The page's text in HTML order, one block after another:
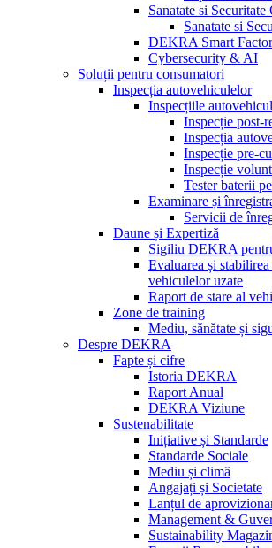
Sanatate si Securitate
Sanatate si
DEKRA Smart
Cybersecurity & AI
Soluții pentru consumatori
Inspecția autovehiculelor
Inspecțiile
Inspecție post-
Inspecția
Inspecție pre-
Inspecție
Tester baterii
Examinare și
Servicii de
Daune și Expertiză
Sigiliu DEKRA
Evaluarea și
vehiculelor uzate
Raport de stare al
Zone de training
Mediu, sănătate și
Despre DEKRA
Fapte și cifre
Istoria DEKRA
Raport Anual
DEKRA Viziune
Sustenabilitate
Inițiative și Standarde
Standarde Sociale
Mediu și climă
Angajați și Societate
Lanțul de
Management &
Sustainability